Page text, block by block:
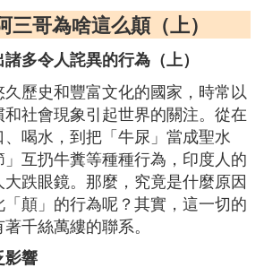
哥為啥這么顛（上）
多令人詫異的行為（上）
歷史和豐富文化的國家，時常以
社會現象引起世界的關注。從在
喝水，到把「牛尿」當成聖水
互扔牛糞等種種行為，印度人的
跌眼鏡。那麼，究竟是什麼原因
顛」的行為呢？其實，這一切的
千絲萬縷的聯系。
影響